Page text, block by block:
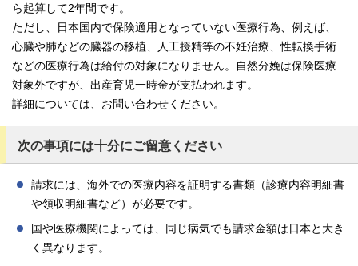
ら起算して2年間です。
ただし、日本国内で保険適用となっていない医療行為、例えば、
心臓や肺などの臓器の移植、人工授精等の不妊治療、性転換手術
などの医療行為は給付の対象になりません。自然分娩は保険医療
対象外ですが、出産育児一時金が支払われます。
詳細については、お問い合わせください。
次の事項には十分にご留意ください
請求には、海外での医療内容を証明する書類（診療内容明細書
や領収明細書など）が必要です。
国や医療機関によっては、同じ病気でも請求金額は日本と大き
く異なります。